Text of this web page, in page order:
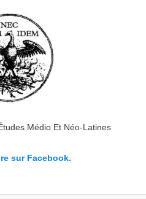
Médio Et Néo-Latines
sur Facebook.